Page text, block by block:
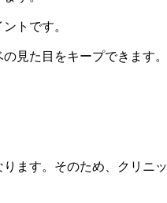
トです。
見た目をキープできます。
ます。そのため、クリニッ